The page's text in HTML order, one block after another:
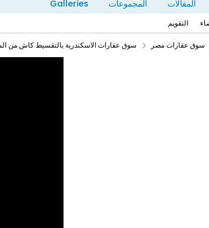
المقالات المجموعات Galleries
التقويم
سوق عقارات مصر سوق عقارات الاسكندرية بالتقسيط كاش من